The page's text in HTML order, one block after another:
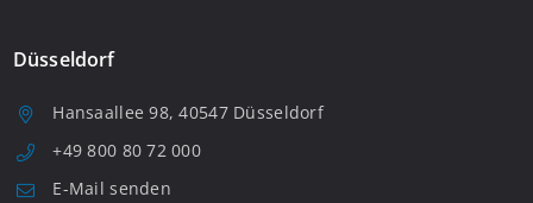
Düsseldorf
Hansaallee 98, 40547 Düsseldorf
+49 800 80 72 000
E-Mail senden